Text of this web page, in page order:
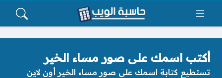
أكتب اسمك على صور مساء الخير
تستطيع كتابة اسمك على صور مساء الخير أون لاين